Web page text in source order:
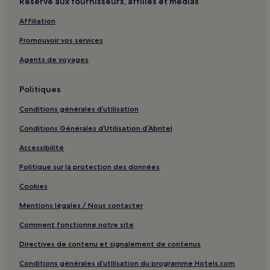
Châteauneuf-Du-Pape : hôtels Hôtels avec parking
Châteauneuf-Du-Pape : hôtels
Entraigues-Sur-La-Sorgue : hôtels Hôtels avec parking
Cathédrale Notre-Dame des Doms : hôtels à proximité
Église Collégiale Saint-Martin : hôtels à proximité
Centre d’Interprétation Vincent van Gogh : hôtels à
Mas de la Pyramide : hôtels à proximité
Châteaurenard : hôtels Hôtels avec piscine
Châteaurenard : hôtels Hôtels avec parking
Châteaurenard : hôtels
Affiliation
Promouvoir vos services
Agents de voyages
Politiques
Conditions générales d’utilisation
Conditions Générales d’Utilisation d’Abritel
Accessibilité
Politique sur la protection des données
Cookies
Mentions légales / Nous contacter
Comment fonctionne notre site
Directives de contenu et signalement de contenus
Conditions générales d’utilisation du programme Hotels.com